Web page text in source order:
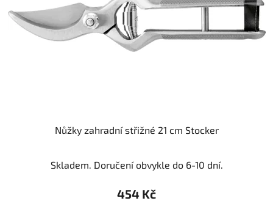
Nůžky zahradní střižné 21 cm Stocker
Skladem. Doručení obvykle do 6-10 dní.
454 Kč